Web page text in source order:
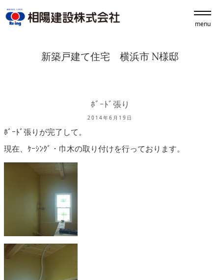
menu
新築戸建て住宅 横浜市 N様邸
ﾎﾞｰﾄﾞ張り
2014年6月19日
ﾎﾞｰﾄﾞ張りが完了して。
現在、ｹｰｼﾝｸﾞ・巾木の取り付けを行っております。